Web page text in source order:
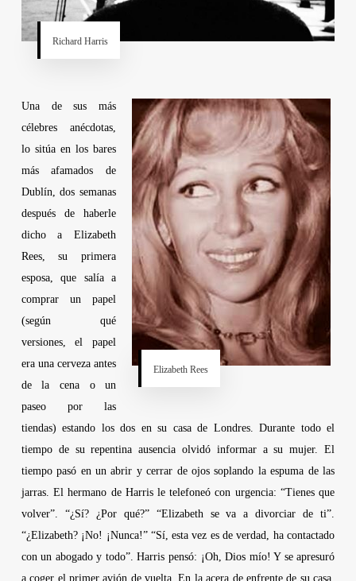
Richard Harris
Elizabeth Rees
Una de sus más
célebres anécdotas,
lo sitúa en los bares
más afamados de
Dublín, dos semanas
después de haberle
dicho aElizabeth
Rees, su primera
esposa, que salía a
comprar un papel
(según qué
versiones, el papel
era una cerveza antes
de la cena o un
paseo por las
tiendas) estando los dos en su casa de Londres. Durante todo el
tiempo de su repentina ausencia olvidó informar a su mujer. El
tiempo pasó en un abrir y cerrar de ojos soplando la espuma de las
jarras. El hermano de Harrisle telefoneó con urgencia: “Tienes que
volver”. “¿Sí? ¿Por qué?” “Elizabeth se va a divorciar de ti”.
“¿Elizabeth? ¡No! ¡Nunca!” “Sí, esta vez es de verdad, ha contactado
con un abogado y todo”.Harris pensó: ¡Oh, Dios mío! Y se apresuró
a coger el primer avión de vuelta. En la acera de enfrente de su casa,